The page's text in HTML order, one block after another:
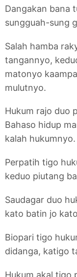
Dangakan bana
sungguah-sung
Salah hamba
tangannyo,
matonyo
mulutnyo.
Hukum rajo duo
Bahaso hidup
kalah hukumnyo.
Perpatih tigo
keduo piutang
Saudagar duo
kato batin jo
Biopari tigo
didanga, katigo
Hukum akal tigo